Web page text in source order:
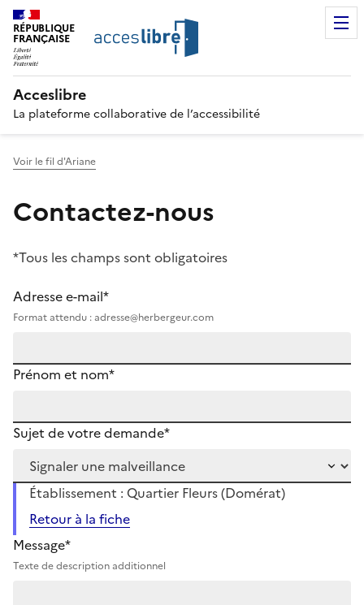
RÉPUBLIQUE
FRANÇAISE
Acceslibre
La plateforme collaborative de l’accessibilité
Voir le fil d'Ariane
Contactez-nous
*Tous les champs sont obligatoires
Adresse e-mail*
Format attendu : adresse@herbergeur.com
Prénom et nom*
Sujet de votre demande*
Établissement : Quartier Fleurs (Domérat)
Retour à la fiche
Message*
Texte de description additionnel